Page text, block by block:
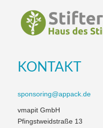
KONTAKT
sponsoring@appack.de
vmapit GmbH
Pfingstweidstraße 13